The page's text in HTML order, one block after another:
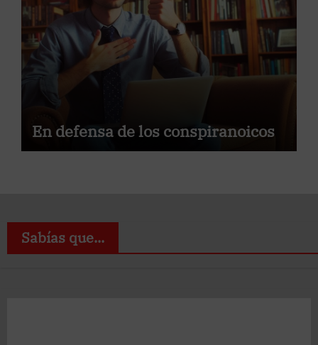
En defensa de los conspiranoicos
Sabías que...